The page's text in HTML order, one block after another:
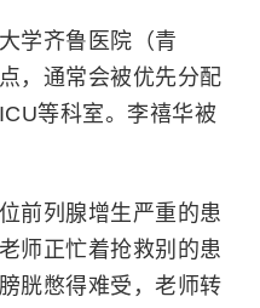
学齐鲁医院（青
，通常会被优先分配
等科室。李禧华被
前列腺增生严重的患
师正忙着抢救别的患
胱憋得难受，老师转